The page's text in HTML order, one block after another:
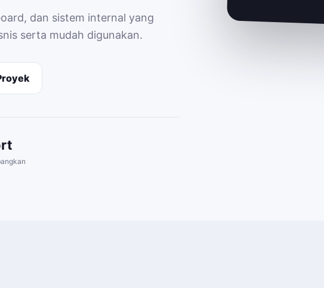
dan sistem internal yang
serta mudah digunakan.